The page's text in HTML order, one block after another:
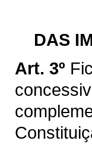
DAS
Art. 3º